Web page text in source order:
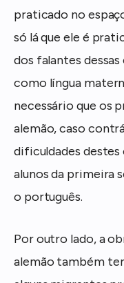
praticado no
só lá que ele é
dos falantes
como língua
necessário que os
alemão, caso
dificuldades
alunos da primeira
o português.
Por outro lado, a
alemão também